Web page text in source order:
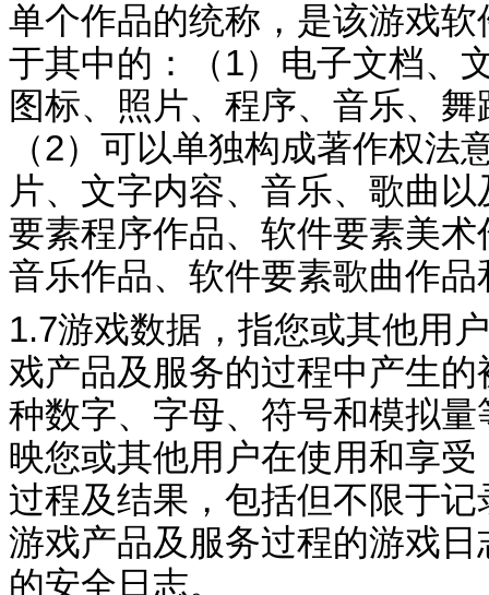
单个作品的统称，是该游戏软
于其中的：（1）电子文档、
图标、照片、程序、音乐、
（2）可以单独构成著作权法
片、文字内容、音乐、歌曲
要素程序作品、软件要素美
音乐作品、软件要素歌曲作
1.7游戏数据，指您或其他用
戏产品及服务的过程中产生
种数字、字母、符号和模拟
映您或其他用户在使用和享受
过程及结果，包括但不限于
游戏产品及服务过程的游戏
的安全日志。